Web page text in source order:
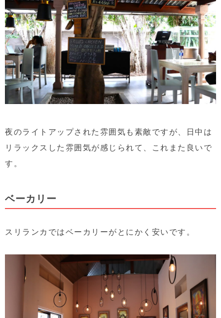
夜のライトアップされた雰囲気も素敵ですが、日中は
リラックスした雰囲気が感じられて、これまた良いで
す。
ベーカリー
スリランカではベーカリーがとにかく安いです。